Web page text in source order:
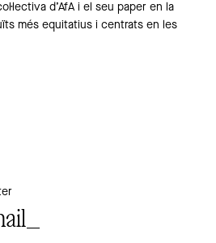
d’AfA i el seu paper en la
més equitatius i centrats en les